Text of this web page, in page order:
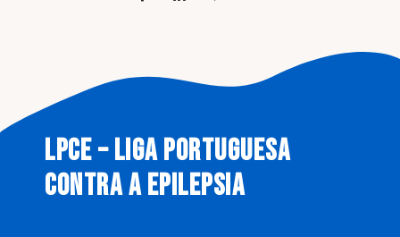
LPCE – LIGA PORTUGUESA
CONTRA A EPILEPSIA